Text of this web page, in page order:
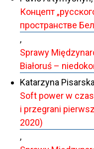
Концепт
пространстве
,
Sprawy
Białoruś –
Katarzyna
Soft power w
i przegrani
2020)
,